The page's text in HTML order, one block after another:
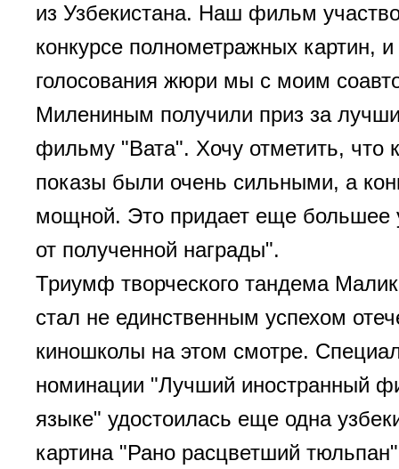
из Узбекистана. Наш фильм
конкурсе полнометражных картин,
голосования жюри мы с моим
Милениным получили приз за
фильму "Вата". Хочу отметить, что
показы были очень сильными, а
мощной. Это придает еще большее
от полученной награды".
Триумф творческого тандема
стал не единственным успехом
киношколы на этом смотре.
номинации "Лучший иностранный
языке" удостоилась еще одна
картина "Рано расцветший